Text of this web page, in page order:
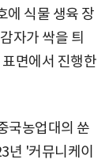
에 식물 생육 장
자가 싹을 틔
면에서 진행한
국농업대의 쑨
년 '커뮤니케이